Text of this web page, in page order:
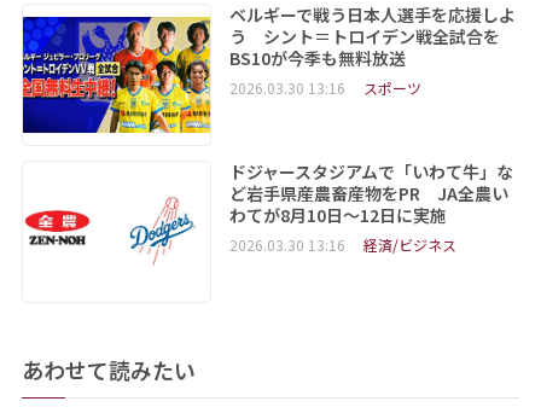
ベルギーで戦う日本人選手を応援しよ
う シント＝トロイデン戦全試合を
BS10が今季も無料放送
2026.03.30 13:16 スポーツ
ドジャースタジアムで「いわて牛」な
ど岩手県産農畜産物をPR JA全農い
わてが8月10日～12日に実施
2026.03.30 13:16 経済/ビジネス
あわせて読みたい